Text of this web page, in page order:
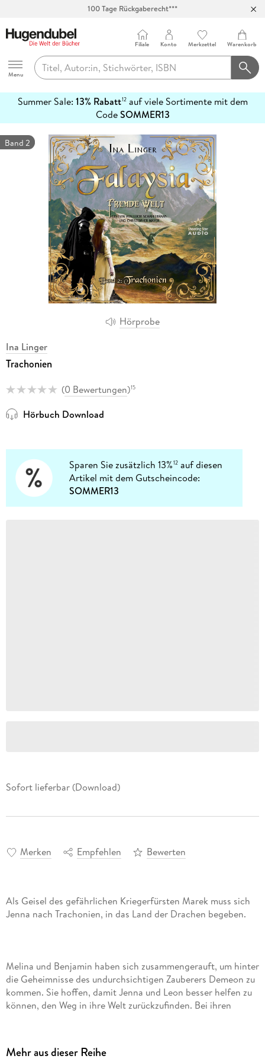
100 Tage Rückgaberecht***
Hugendubel
Menu
Filiale Konto Merkzettel Warenkorb
Summer Sale: 13% Rabatt12auf viele Sortimente mit dem
CodeSOMMER13
erfahren
Hörprobe
Band 2
Ina Linger
Trachonien
(0 Bewertungen)15
Hörbuch Download
Sparen Sie zusätzlich 13%12 auf diesen
Artikel mit dem Gutscheincode:
SOMMER13
Sofort lieferbar (Download)
Merken Empfehlen Bewerten
Als Geisel des gefährlichen Kriegerfürsten Marek muss sich
Melina und Benjamin haben sich zusammengerauft, um hinter
die Geheimnisse des undurchsichtigen Zauberers Demeon zu
kommen. Sie hoffen, damit Jenna und Leon besser helfen zu
können, den Weg in ihre Welt zurückzufinden. Bei ihren
Familie eng mit den neuen Geschehnissen zusammenhängt.
Jenna und Leon sind derweil durch den Angriff feindlicher
Mehr aus dieser Reihe